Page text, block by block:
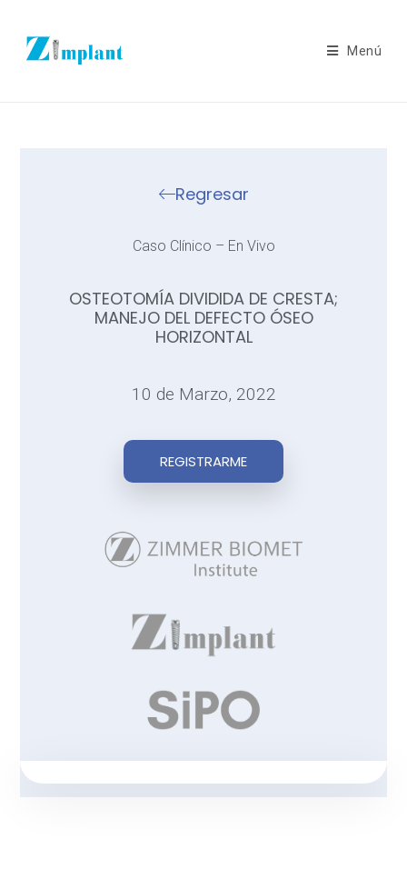
Menú
Regresar
Caso Clínico – En Vivo
OSTEOTOMÍA DIVIDIDA DE CRESTA;
MANEJO DEL DEFECTO ÓSEO
HORIZONTAL
10 de Marzo, 2022
REGISTRARME